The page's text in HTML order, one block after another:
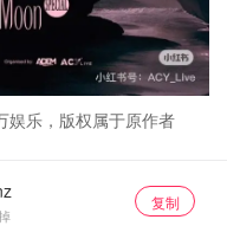
娱乐，版权属于原作者
复制